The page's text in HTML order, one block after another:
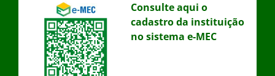
Consulte aqui o
cadastro da instituição
no sistema e-MEC